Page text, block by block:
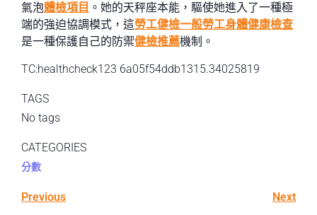
氣泡體檢項目 。她的天秤座本能，驅使她進入了一種極
端的強迫協調模式，這勞工健檢一般勞工身體健康檢查
是一種保護自己的防禦健檢推薦機制。
TC:healthcheck123 6a05f54ddb1315.34025819
TAGS
No tags
CATEGORIES
分數
Previous Next